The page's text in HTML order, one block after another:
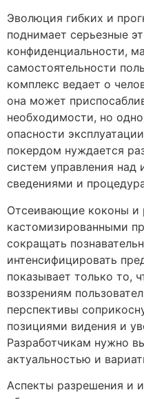
Эволюция гибких и
поднимает серьезные
конфиденциальности,
самостоятельности
комплекс ведает о
она может
необходимости, но
опасности
покердом нуждается
систем управления над
сведениями и
Отсеивающие коконы и
кастомизированными
сокращать
интенсифицировать
показывает только то,
воззрениям
перспективы
позициями видения и
Разработчикам нужно
актуальностью и
Аспекты разрешения и